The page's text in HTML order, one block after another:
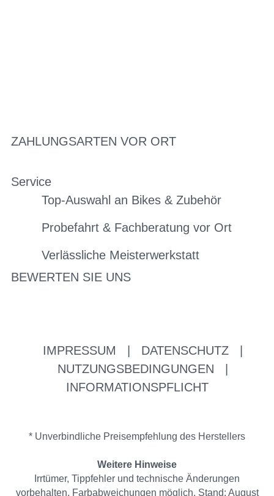
ZAHLUNGSARTEN VOR ORT
Service
Top-Auswahl an Bikes & Zubehör
Probefahrt & Fachberatung vor Ort
Verlässliche Meisterwerkstatt
BEWERTEN SIE UNS
IMPRESSUM DATENSCHUTZ
NUTZUNGSBEDINGUNGEN
INFORMATIONSPFLICHT
* Unverbindliche Preisempfehlung des Herstellers
Weitere Hinweise
Irrtümer, Tippfehler und technische Änderungen
vorbehalten. Farbabweichungen möglich. Stand: August